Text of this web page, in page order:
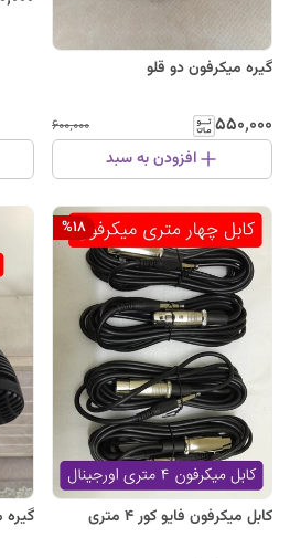
گیره میکرفون دو قلو
۵۵۰٬۰۰۰ ۶۰۰٬۰۰۰
افزودن به سبد
%18
کابل میکرفون فایو کور ۴ متری گیره